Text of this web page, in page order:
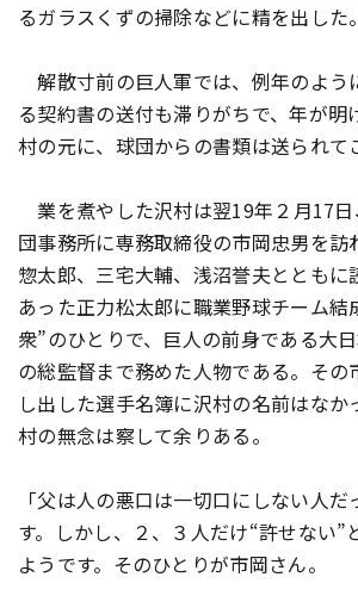
るガラスくずの掃除などに精を出した。
解散寸前の巨人軍では、例年のよう
る契約書の送付も滞りがちで、年が明
村の元に、球団からの書類は送られて
業を煮やした沢村は翌19年２月17
団事務所に専務取締役の市岡忠男を訪
惣太郎、三宅大輔、浅沼誉夫とともに
あった正力松太郎に職業野球チーム結
衆”のひとりで、巨人の前身である大
の総監督まで務めた人物である。その
し出した選手名簿に沢村の名前はなか
村の無念は察して余りある。
「父は人の悪口は一切口にしない人
す。しかし、２、３人だけ“許せない”
ようです。そのひとりが市岡さん。